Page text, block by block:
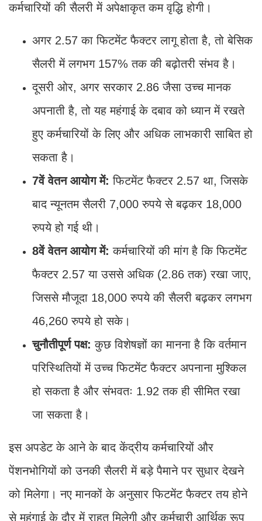
कर्मचारियों की सैलरी में अपेक्षाकृत कम वृद्धि होगी।
अगर 2.57 का फिटमेंट फैक्टर लागू होता है, तो बेसिक
सैलरी में लगभग 157% तक की बढ़ोतरी संभव है।
दूसरी ओर, अगर सरकार 2.86 जैसा उच्च मानक
अपनाती है, तो यह महंगाई के दबाव को ध्यान में रखते
हुए कर्मचारियों के लिए और अधिक लाभकारी साबित हो
सकता है।
7वें वेतन आयोग में: फिटमेंट फैक्टर 2.57 था, जिसके
बाद न्यूनतम सैलरी 7,000 रुपये से बढ़कर 18,000
रुपये हो गई थी।
8वें वेतन आयोग में: कर्मचारियों की मांग है कि फिटमेंट
फैक्टर 2.57 या उससे अधिक (2.86 तक) रखा जाए,
जिससे मौजूदा 18,000 रुपये की सैलरी बढ़कर लगभग
46,260 रुपये हो सके।
चुनौतीपूर्ण पक्ष: कुछ विशेषज्ञों का मानना है कि वर्तमान
परिस्थितियों में उच्च फिटमेंट फैक्टर अपनाना मुश्किल
हो सकता है और संभवतः 1.92 तक ही सीमित रखा
जा सकता है।
इस अपडेट के आने के बाद केंद्रीय कर्मचारियों और
पेंशनभोगियों को उनकी सैलरी में बड़े पैमाने पर सुधार देखने
को मिलेगा। नए मानकों के अनुसार फिटमेंट फैक्टर तय होने
से महंगाई के दौर में राहत मिलेगी और कर्मचारी आर्थिक रूप